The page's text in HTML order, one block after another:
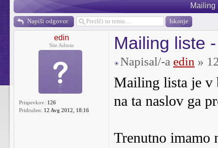
Mailing
Napiši odgovor
edin
Site Admin
Prispevkov: 126
Pridružen: 12 Avg 2012, 18:16
Mailing liste
Napisal/-a edin »
Mailing lista je v
na ta naslov ga
Trenutno imamo